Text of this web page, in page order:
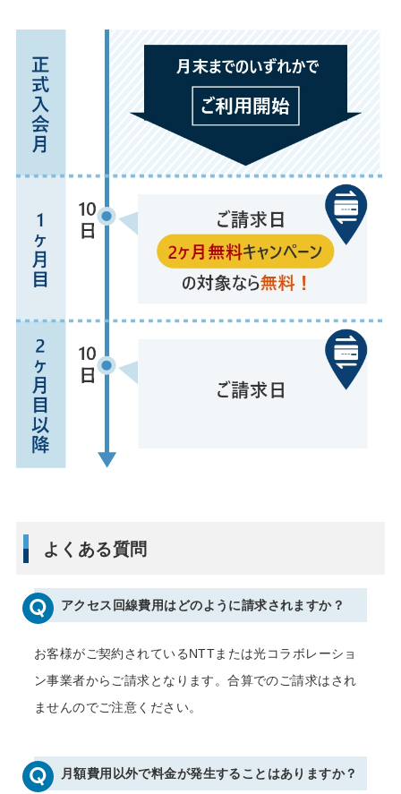
よくある質問
アクセス回線費用はどのように請求されますか？
お客様がご契約されているNTTまたは光コラボレーショ
ン事業者からご請求となります。合算でのご請求はされ
ませんのでご注意ください。
月額費用以外で料金が発生することはありますか？